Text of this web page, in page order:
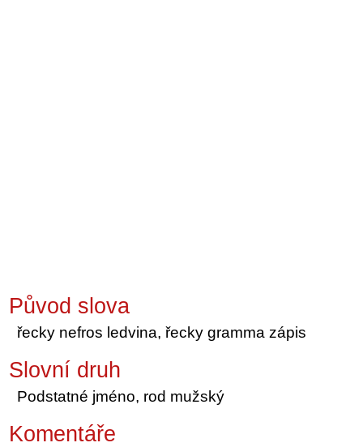
Původ slova
řecky nefros ledvina, řecky gramma zápis
Slovní druh
Podstatné jméno, rod mužský
Komentáře